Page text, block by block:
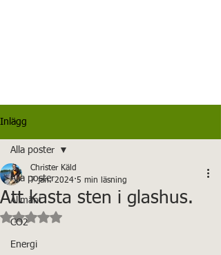
Inlägg
Alla poster
Allmänt
CO2
Energi
Alla poster
Att kasta sten i glashus.
Christer Käld
7 jan. 2024 5 min läsning
Betygsatt till NaN av 5 stjärnor.